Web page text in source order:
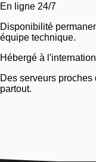
En ligne 24/7
Disponibilité
équipe technique.
Hébergé à
Des serveurs
partout.